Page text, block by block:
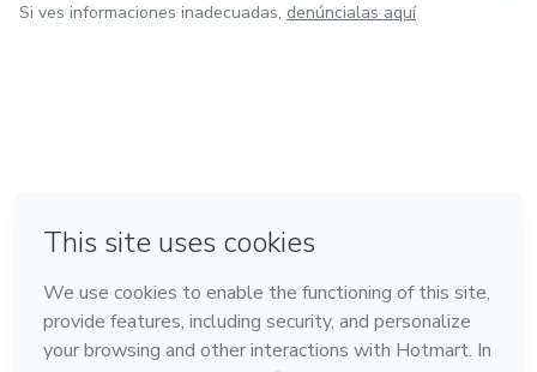
Si ves informaciones inadecuadas, denúncialas aquí
Hecho con❤ en Belo Horizonte